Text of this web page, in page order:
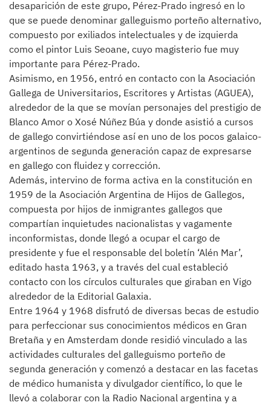
desaparición de este grupo, Pérez-Prado ingresó en lo
que se puede denominar galleguismo porteño alternativo,
compuesto por exiliados intelectuales y de izquierda
como el pintor Luis Seoane, cuyo magisterio fue muy
importante para Pérez-Prado.
Asimismo, en 1956, entró en contacto con la Asociación
Gallega de Universitarios, Escritores y Artistas (AGUEA),
alrededor de la que se movían personajes del prestigio de
Blanco Amor o Xosé Núñez Búa y donde asistió a cursos
de gallego convirtiéndose así en uno de los pocos galaico-
argentinos de segunda generación capaz de expresarse
en gallego con fluidez y corrección.
Además, intervino de forma activa en la constitución en
1959 de la Asociación Argentina de Hijos de Gallegos,
compuesta por hijos de inmigrantes gallegos que
compartían inquietudes nacionalistas y vagamente
inconformistas, donde llegó a ocupar el cargo de
presidente y fue el responsable del boletín ‘Alén Mar’,
editado hasta 1963, y a través del cual estableció
contacto con los círculos culturales que giraban en Vigo
alrededor de la Editorial Galaxia.
Entre 1964 y 1968 disfrutó de diversas becas de estudio
para perfeccionar sus conocimientos médicos en Gran
Bretaña y en Amsterdam donde residió vinculado a las
actividades culturales del galleguismo porteño de
segunda generación y comenzó a destacar en las facetas
de médico humanista y divulgador científico, lo que le
llevó a colaborar con la Radio Nacional argentina y a